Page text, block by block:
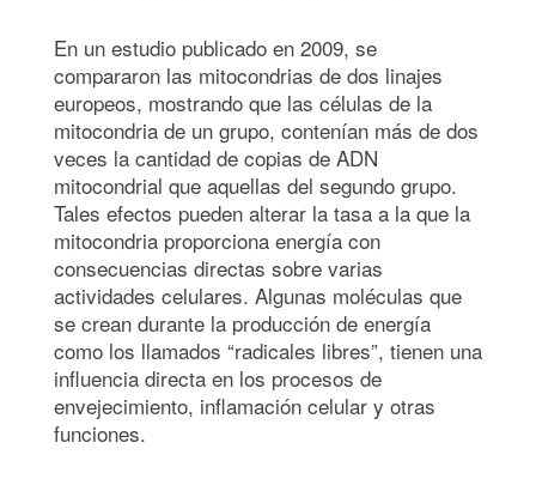
En un estudio publicado en 2009, se
compararon las mitocondrias de dos linajes
europeos, mostrando que las células de la
mitocondria de un grupo, contenían más de dos
veces la cantidad de copias de ADN
mitocondrial que aquellas del segundo grupo.
Tales efectos pueden alterar la tasa a la que la
mitocondria proporciona energía con
consecuencias directas sobre varias
actividades celulares. Algunas moléculas que
se crean durante la producción de energía
como los llamados “radicales libres”, tienen una
influencia directa en los procesos de
envejecimiento, inflamación celular y otras
funciones.